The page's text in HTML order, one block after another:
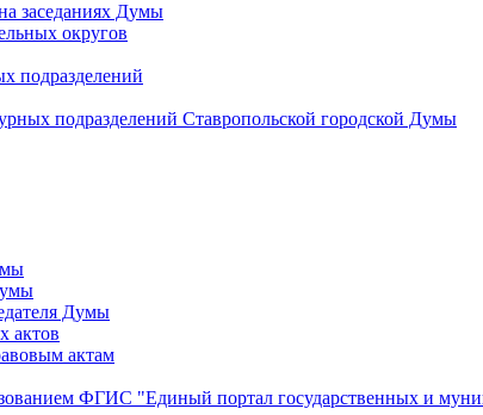
заседаниях Думы
округов
подразделений
подразделений Ставропольской городской Думы
Думы
актов
актам
ФГИС "Единый портал государственных и